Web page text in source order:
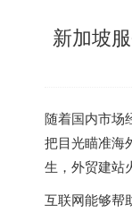
新加坡
随着国内市场
把目光瞄准海
生，外贸建站
互联网能够帮